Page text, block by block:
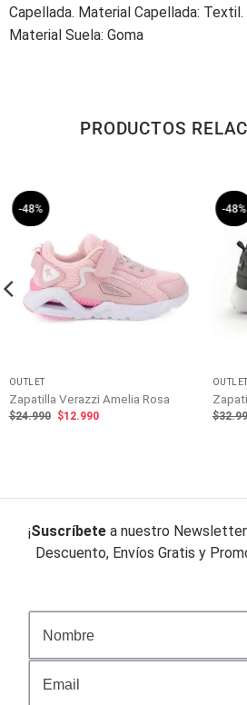
Capellada. Material Capellada:
Material Suela: Goma
PRODUCTOS
-48%
OUTLET
Zapatilla Verazzi Amelia Rosa
$24.990
El
$12.990El
-48%
OUTLET
$
¡Suscríbete a nuestro
Descuento, Envíos Gratis y